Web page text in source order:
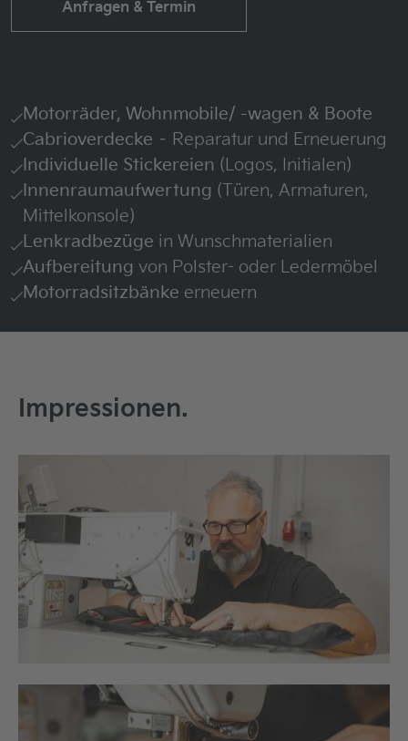
Anfragen & Termin
Motorräder, Wohnmobile/ -wagen & Boote
Cabrioverdecke – Reparatur und Erneuerung
Individuelle Stickereien (Logos, Initialen)
Innenraumaufwertung (Türen, Armaturen,
Mittelkonsole)
Lenkradbezüge in Wunschmaterialien
Aufbereitung von Polster- oder Ledermöbel
Motorradsitzbänke erneuern
Impressionen.